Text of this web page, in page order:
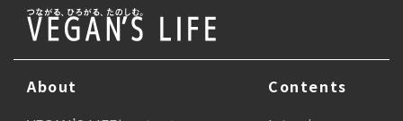
About
Contents